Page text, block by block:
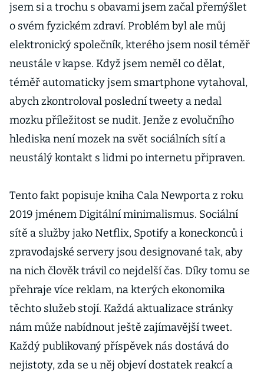
jsem si a trochu s obavami jsem začal přemýšlet
o svém fyzickém zdraví. Problém byl ale můj
elektronický společník, kterého jsem nosil téměř
neustále v kapse. Když jsem neměl co dělat,
téměř automaticky jsem smartphone vytahoval,
abych zkontroloval poslední tweety a nedal
mozku příležitost se nudit. Jenže z evolučního
hlediska není mozek na svět sociálních sítí a
neustálý kontakt s lidmi po internetu připraven.
Tento fakt popisuje kniha Cala Newporta z roku
2019 jménem Digitální minimalismus. Sociální
sítě a služby jako Netflix, Spotify a koneckonců i
zpravodajské servery jsou designované tak, aby
na nich člověk trávil co nejdelší čas. Díky tomu se
přehraje více reklam, na kterých ekonomika
těchto služeb stojí. Každá aktualizace stránky
nám může nabídnout ještě zajímavější tweet.
Každý publikovaný příspěvek nás dostává do
nejistoty, zda se u něj objeví dostatek reakcí a